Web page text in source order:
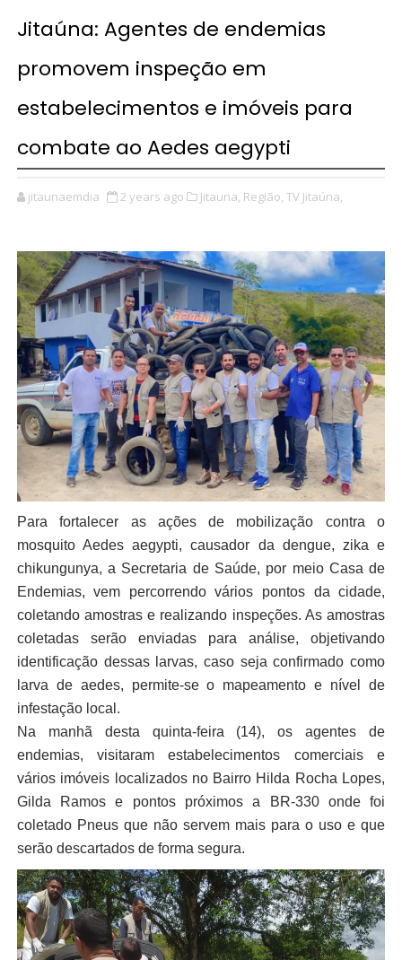
Jitaúna: Agentes de endemias
promovem inspeção em
estabelecimentos e imóveis para
combate ao Aedes aegypti
jitaunaemdia 2 years ago Jitauna, Região, TV Jitaúna,
Para fortalecer as ações de mobilização contra o
mosquito Aedes aegypti, causador da dengue, zika e
chikungunya, a Secretaria de Saúde, por meio Casa de
Endemias, vem percorrendo vários pontos da cidade,
coletando amostras e realizando inspeções. As amostras
coletadas serão enviadas para análise, objetivando
identificação dessas larvas, caso seja confirmado como
larva de aedes, permite-se o mapeamento e nível de
infestação local.
Na manhã desta quinta-feira (14), os agentes de
endemias, visitaram estabelecimentos comerciais e
vários imóveis localizados no Bairro Hilda Rocha Lopes,
Gilda Ramos e pontos próximos a BR-330 onde foi
coletado Pneus que não servem mais para o uso e que
serão descartados de forma segura.